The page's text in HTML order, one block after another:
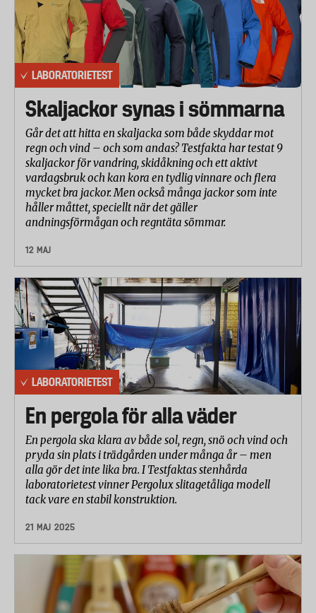
LABORATORIETEST
Skaljackor synas i sömmarna
Går det att hitta en skaljacka som både skyddar mot
regn och vind – och som andas? Testfakta har testat 9
skaljackor för vandring, skidåkning och ett aktivt
vardagsbruk och kan kora en tydlig vinnare och flera
mycket bra jackor. Men också många jackor som inte
håller måttet, speciellt när det gäller
andningsförmågan och regntäta sömmar.
12 MAJ
LABORATORIETEST
En pergola för alla väder
En pergola ska klara av både sol, regn, snö och vind och
pryda sin plats i trädgården under många år – men
alla gör det inte lika bra. I Testfaktas stenhårda
laboratorietest vinner Pergolux slitagetåliga modell
tack vare en stabil konstruktion.
21 MAJ 2025